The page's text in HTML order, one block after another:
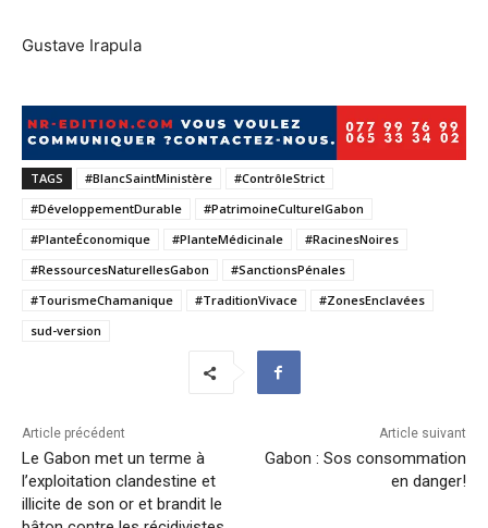
Gustave Irapula
TAGS #BlancSaintMinistère
#ContrôleStrict
#DéveloppementDurable
#PatrimoineCulturelGabon
#PlanteÉconomique
#PlanteMédicinale
#RacinesNoires
#RessourcesNaturellesGabon
#SanctionsPénales
#TourismeChamanique
#TraditionVivace
#ZonesEnclavées
sud-version
Article précédent
Le Gabon met un terme à
l’exploitation clandestine et
illicite de son or et brandit le
Article suivant
Gabon : Sos consommation
en danger!